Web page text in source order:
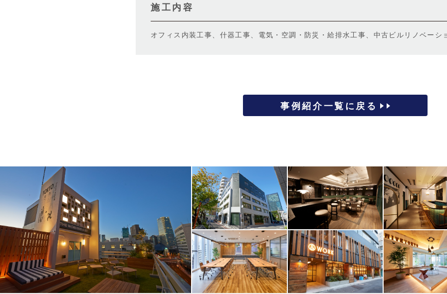
施工内容
オフィス内装工事、什器工事、電気・空調・防災・給排水工事、中古ビルリノベーシ
事例紹介一覧に戻る